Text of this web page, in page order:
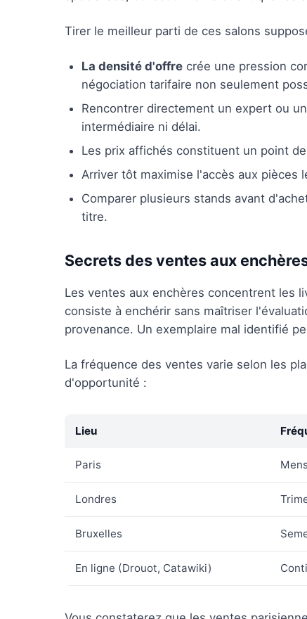
Tirer le meilleur parti de ces salons
La densité d'offre crée une pression
négociation tarifaire non seulement
Rencontrer directement un expert ou
intermédiaire ni délai.
Les prix affichés constituent un point
Arriver tôt maximise l'accès aux pièces
Comparer plusieurs stands avant
titre.
Secrets des ventes aux
Les ventes aux enchères concentrent les
consiste à enchérir sans maîtriser
provenance. Un exemplaire mal identifié
La fréquence des ventes varie selon les
d'opportunité :
Lieu
Paris
Londres
Bruxelles
En ligne (Drouot, Catawiki)